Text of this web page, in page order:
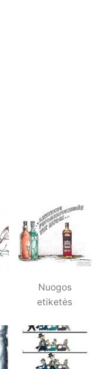
Nuogos
etiketės